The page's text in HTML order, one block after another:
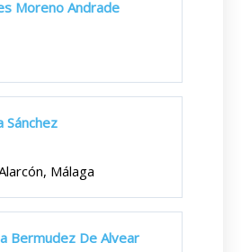
Moreno Andrade
Sánchez
Málaga
Bermudez De Alvear